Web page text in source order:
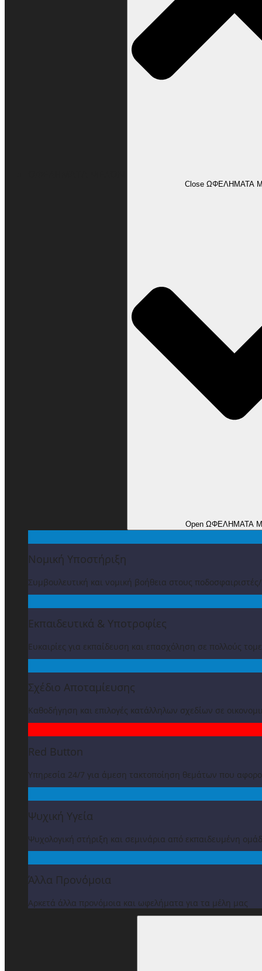
Close ΩΦΕΛΗΜΑΤΑ
Open ΩΦΕΛΗΜΑΤΑ
Νομική Υποστήριξη
Συμβουλευτική και νομική βοήθεια στους
Εκπαιδευτικά & Υποτροφίες
Ευκαιρίες για εκπαίδευση και επασχόληση σε πολλούς
Σχέδιο Αποταμίευσης
Καθοδήγηση και επιλογές κατάλληλων σχεδίων σε
Red Button
Υπηρεσία 24/7 για άμεση τακτοποίηση θεμάτων που
Ψυχική Υγεία
Ψυχολογική στήριξη και σεμινάρια από εκπαιδευμένη
Άλλα Προνόμοια
Αρκετά άλλα προνόμοια και ωφελήματα για τα μέλη μας